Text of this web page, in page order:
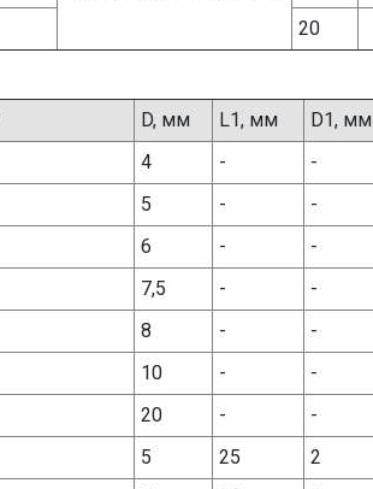
20
D, мм L1, мм D1, мм
4 -
-
5 -
-
6 -
-
7,5 -
-
8 -
-
10 -
-
20 -
-
5 25
2